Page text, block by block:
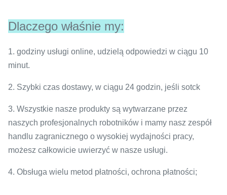
Dlaczego właśnie my:
1. godziny usługi online, udzielą odpowiedzi w ciągu 10
minut.
2. Szybki czas dostawy, w ciągu 24 godzin, jeśli sotck
3. Wszystkie nasze produkty są wytwarzane przez
naszych profesjonalnych robotników i mamy nasz zespół
handlu zagranicznego o wysokiej wydajności pracy,
możesz całkowicie uwierzyć w nasze usługi.
4. Obsługa wielu metod płatności, ochrona płatności;